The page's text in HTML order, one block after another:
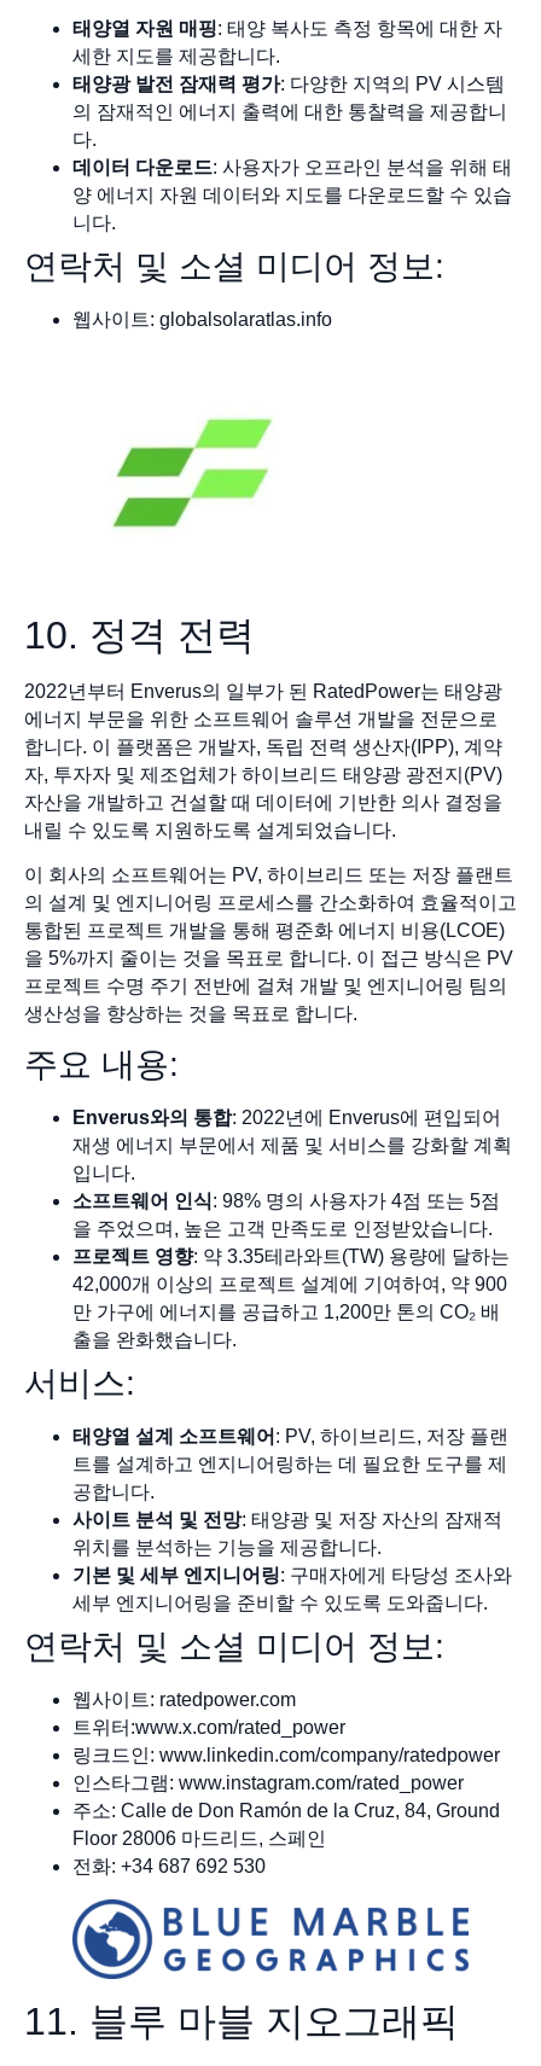
태양열 자원 매핑: 태양 복사도 측정 항목에 대한 자
세한 지도를 제공합니다.
태양광 발전 잠재력 평가: 다양한 지역의 PV 시스템
의 잠재적인 에너지 출력에 대한 통찰력을 제공합니
다.
데이터 다운로드: 사용자가 오프라인 분석을 위해 태
양 에너지 자원 데이터와 지도를 다운로드할 수 있습
니다.
연락처 및 소셜 미디어 정보:
웹사이트: globalsolaratlas.info
10. 정격 전력
2022년부터 Enverus의 일부가 된 RatedPower는 태양광
에너지 부문을 위한 소프트웨어 솔루션 개발을 전문으로
합니다. 이 플랫폼은 개발자, 독립 전력 생산자(IPP), 계약
자, 투자자 및 제조업체가 하이브리드 태양광 광전지(PV)
자산을 개발하고 건설할 때 데이터에 기반한 의사 결정을
내릴 수 있도록 지원하도록 설계되었습니다.
이 회사의 소프트웨어는 PV, 하이브리드 또는 저장 플랜트
의 설계 및 엔지니어링 프로세스를 간소화하여 효율적이고
통합된 프로젝트 개발을 통해 평준화 에너지 비용(LCOE)
을 5%까지 줄이는 것을 목표로 합니다. 이 접근 방식은 PV
프로젝트 수명 주기 전반에 걸쳐 개발 및 엔지니어링 팀의
생산성을 향상하는 것을 목표로 합니다.
주요 내용:
Enverus와의 통합: 2022년에 Enverus에 편입되어
재생 에너지 부문에서 제품 및 서비스를 강화할 계획
입니다.
소프트웨어 인식: 98% 명의 사용자가 4점 또는 5점
을 주었으며, 높은 고객 만족도로 인정받았습니다.
프로젝트 영향: 약 3.35테라와트(TW) 용량에 달하는
42,000개 이상의 프로젝트 설계에 기여하여, 약 900
만 가구에 에너지를 공급하고 1,200만 톤의 CO₂ 배
출을 완화했습니다.
서비스:
태양열 설계 소프트웨어 : PV, 하이브리드, 저장 플랜
트를 설계하고 엔지니어링하는 데 필요한 도구를 제
공합니다.
사이트 분석 및 전망: 태양광 및 저장 자산의 잠재적
위치를 분석하는 기능을 제공합니다.
기본 및 세부 엔지니어링: 구매자에게 타당성 조사와
세부 엔지니어링을 준비할 수 있도록 도와줍니다.
연락처 및 소셜 미디어 정보:
웹사이트: ratedpower.com
트위터:www.x.com/rated_power
링크드인: www.linkedin.com/company/ratedpower
인스타그램: www.instagram.com/rated_power
주소: Calle de Don Ramón de la Cruz, 84, Ground
Floor 28006 마드리드, 스페인
전화: +34 687 692 530
11. 블루 마블 지오그래픽